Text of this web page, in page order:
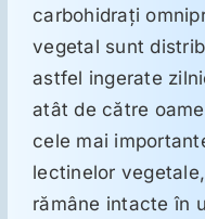
Antipsihiatrie
Psihoterapie
carbohidraţi
vegetal sunt
astfel ingerate
atât de către
cele mai
lectinelor
rămâne intacte în